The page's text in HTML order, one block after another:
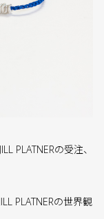
PLATNERの受注、
PLATNERの世界観